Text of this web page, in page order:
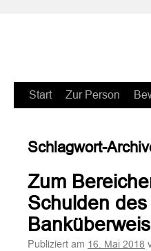
Zum
springen
Start Zur Person
Schlagwort-
Zum
Schulden
Publiziert am 16. Mai 2018